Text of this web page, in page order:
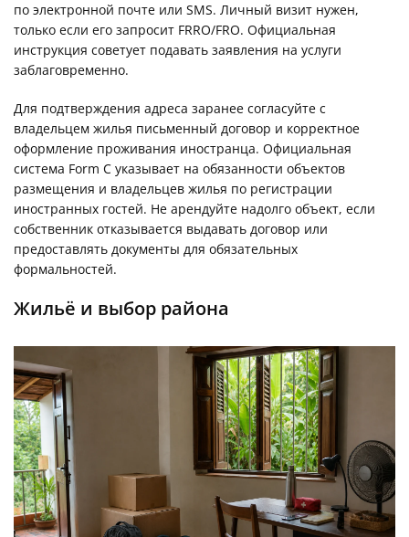
по электронной почте или SMS. Личный визит нужен,
только если его запросит FRRO/FRO. Официальная
инструкция советует подавать заявления на услуги
заблаговременно.
Для подтверждения адреса заранее согласуйте с
владельцем жилья письменный договор и корректное
оформление проживания иностранца. Официальная
система Form C указывает на обязанности объектов
размещения и владельцев жилья по регистрации
иностранных гостей. Не арендуйте надолго объект, если
собственник отказывается выдавать договор или
предоставлять документы для обязательных
формальностей.
Жильё и выбор района